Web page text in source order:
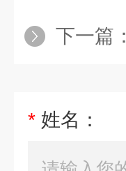
下一篇：
* 姓名：